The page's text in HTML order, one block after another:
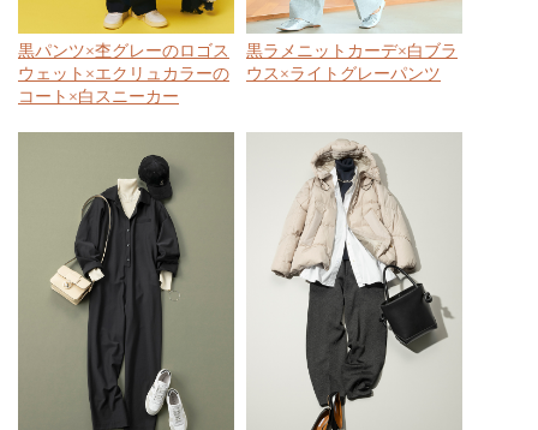
黒パンツ×杢グレーのロゴス
ウェット×エクリュカラーの
コート×白スニーカー
黒ラメニットカーデ×白ブラ
ウス×ライトグレーパンツ